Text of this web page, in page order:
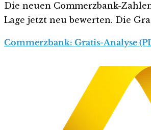
Die neuen Commerzbank-
Lage jetzt neu bewerten. Die
Commerzbank: Gratis-Analyse